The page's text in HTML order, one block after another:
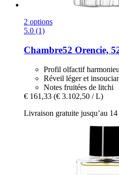
2 options
5.0 (1)
Chambre52 Orencie,
Profil olfactif
Réveil léger et
Notes fruitées de litchi
€ 161,33 (€ 3.102,50 / L)
Livraison gratuite jusqu’au 14